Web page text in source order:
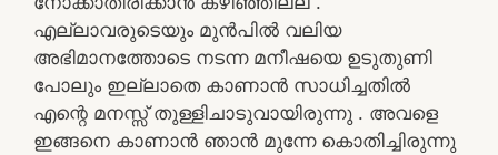
എല്ലാവരുടെയും മുൻപിൽ വലിയ
അഭിമാനത്തോടെ നടന്ന മനീഷയെ ഉടുതുണി
പോലും ഇല്ലാതെ കാണാൻ സാധിച്ചതിൽ
എന്റെ മനസ്സ് തുള്ളിചാടുവായിരുന്നു . അവളെ
ഇങ്ങനെ കാണാൻ ഞാൻ മുന്നേ കൊതിച്ചിരുന്നു